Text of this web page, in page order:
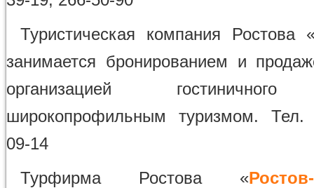
Туристическая компания Ростова
занимается бронированием и
организацией
широкопрофильным туризмом. Тел.
09-14
Турфирма Ростова «